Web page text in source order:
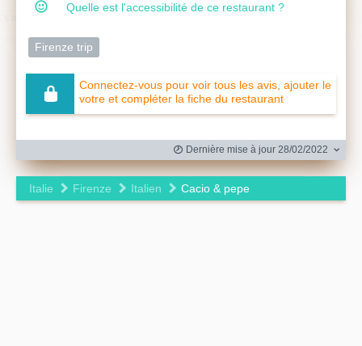
Quelle est l'accessibilité de ce restaurant ?
Firenze trip
Connectez-vous pour voir tous les avis, ajouter le
votre et compléter la fiche du restaurant
Dernière mise à jour 28/02/2022
Italie Firenze Italien Cacio & pepe